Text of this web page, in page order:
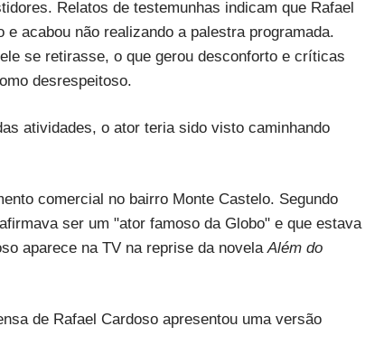
Relatos de testemunhas indicam que Rafael
acabou não realizando a palestra programada.
se retirasse, o que gerou desconforto e críticas
desrespeitoso.
atividades, o ator teria sido visto caminhando
comercial no bairro Monte Castelo. Segundo
ser um "ator famoso da Globo" e que estava
aparece na TV na reprise da novelaAlém do
de Rafael Cardoso apresentou uma versão